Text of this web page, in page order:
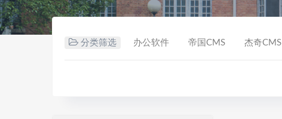
分类筛选 办公软件 帝国CMS 杰奇CMS